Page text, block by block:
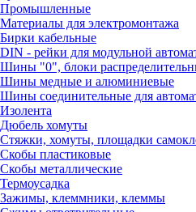
Промышленные
Материалы для электромонтажа
Бирки кабельные
DIN - рейки для модульной
Шины "0", блоки
Шины медные и алюминиевые
Шины соединительные для
Изолента
Дюбель хомуты
Стяжки, хомуты, площадки
Скобы пластиковые
Скобы металлические
Термоусадка
Зажимы, клеммники, клеммы